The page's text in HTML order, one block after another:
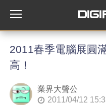
2011春季電腦展圓
高！
業界大聲公
2011/04/12